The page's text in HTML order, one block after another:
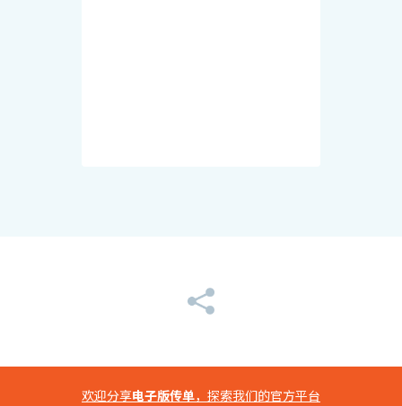
欢迎分享电子版传单，探索我们的官方平台